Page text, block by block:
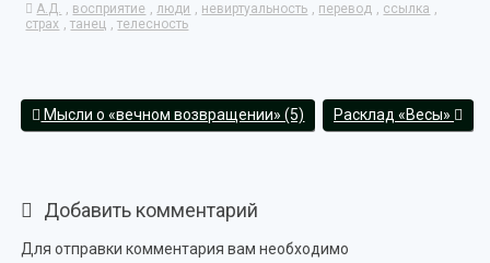
А.Д. , восприятие ,люди , невиртуальность , перевод , ссылка ,
страх ,танец ,телесность
Мысли о «вечном возвращении» (5) Расклад «Весы»
Добавить комментарий
Для отправки комментария вам необходимо